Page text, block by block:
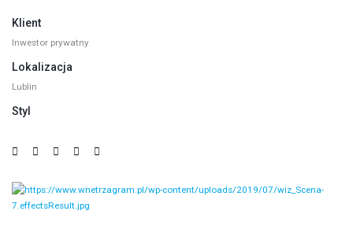
Klient
Inwestor prywatny
Lokalizacja
Lublin
Styl